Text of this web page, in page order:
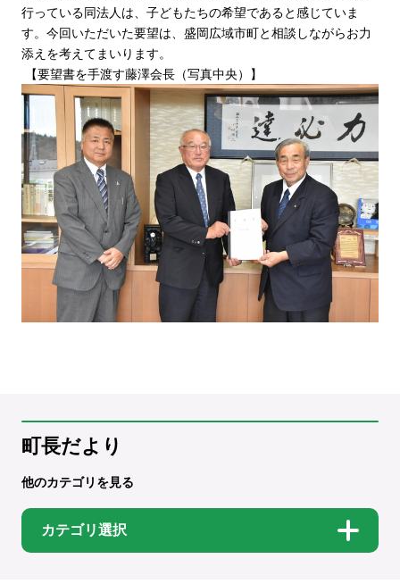
行っている同法人は、子どもたちの希望であると感じていま
す。今回いただいた要望は、盛岡広域市町と相談しながらお力
添えを考えてまいります。
【要望書を手渡す藤澤会長（写真中央）】
町長だより
他のカテゴリを見る
カテゴリ選択